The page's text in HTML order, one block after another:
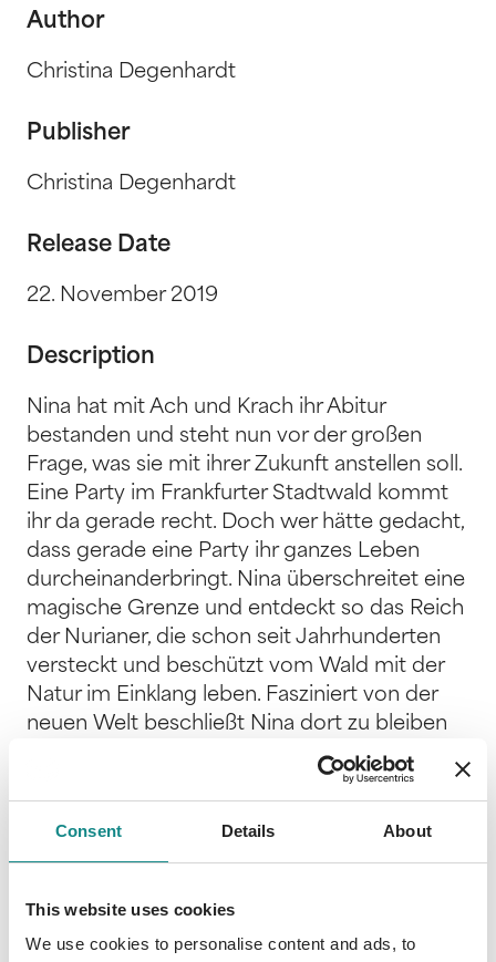
Consent Details About
This website uses cookies
We use cookies to personalise content and ads, to
Author
Christina Degenhardt
Publisher
Christina Degenhardt
Release Date
22. November 2019
Description
Nina hat mit Ach und Krach ihr Abitur
bestanden und steht nun vor der großen
Frage, was sie mit ihrer Zukunft anstellen soll.
Eine Party im Frankfurter Stadtwald kommt
ihr da gerade recht. Doch wer hätte gedacht,
dass gerade eine Party ihr ganzes Leben
durcheinanderbringt. Nina überschreitet eine
magische Grenze und entdeckt so das Reich
der Nurianer, die schon seit Jahrhunderten
versteckt und beschützt vom Wald mit der
Natur im Einklang leben. Fasziniert von der
neuen Welt beschließt Nina dort zu bleiben
und sich hier ein neues Zuhause aufzubauen.
In Nuriend ist jedoch nicht nur ihr Leben,
Vorkommnisse und hinterhältige Intrigen
bringen ihr Leben gewaltig durcheinander
Freundin Marnie, die sie mit Klugheit und